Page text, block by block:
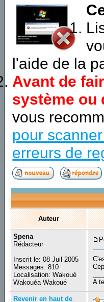
l'aide de la
Avant de
système ou
vous
pour
erreurs de
Auteur
Spena
Rédacteur
Inscrit le: 08 Juil 2005
Messages: 810
Localisation: Wakoué
Wakouéa Wakoué
A
Revenir en haut de